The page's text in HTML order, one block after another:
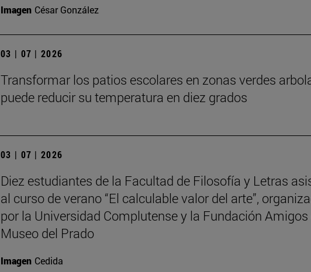
Imagen César González
03 | 07 | 2026
Transformar los patios escolares en zonas verdes
puede reducir su temperatura en diez grados
03 | 07 | 2026
Diez estudiantes de la Facultad de Filosofía y Letras
al curso de verano “El calculable valor del arte”,
por la Universidad Complutense y la Fundación Amigos
Museo del Prado
Imagen Cedida